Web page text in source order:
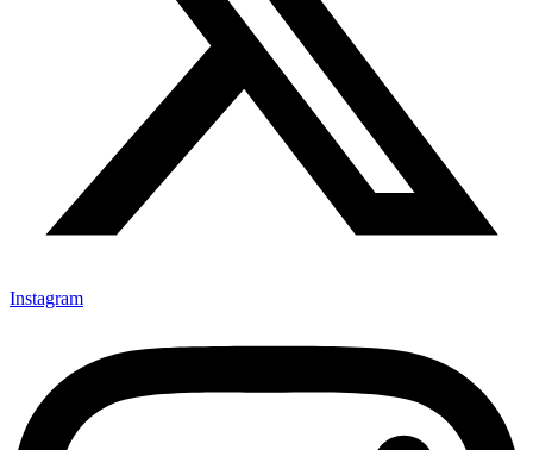
Instagram